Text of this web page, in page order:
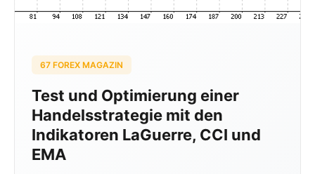
67 FOREX MAGAZIN
Test und Optimierung einer
Handelsstrategie mit den
Indikatoren LaGuerre, CCI und
EMA